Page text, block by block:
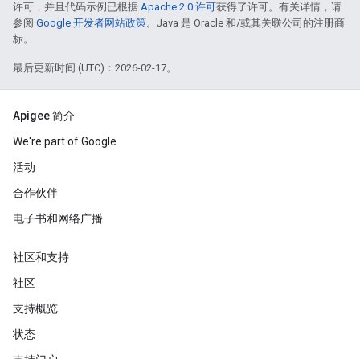
许可，并且代码示例已根据 Apache 2.0 许可获得了许可。有关详情，请
参阅 Google 开发者网站政策。Java 是 Oracle 和/或其关联公司的注册商
标。
最后更新时间 (UTC)：2026-02-17。
Apigee 简介
We're part of Google
活动
合作伙伴
电子书和网络广播
社区和支持
社区
支持概览
状态